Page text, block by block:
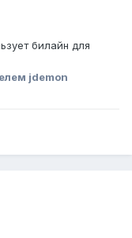
билайн для
jdemon